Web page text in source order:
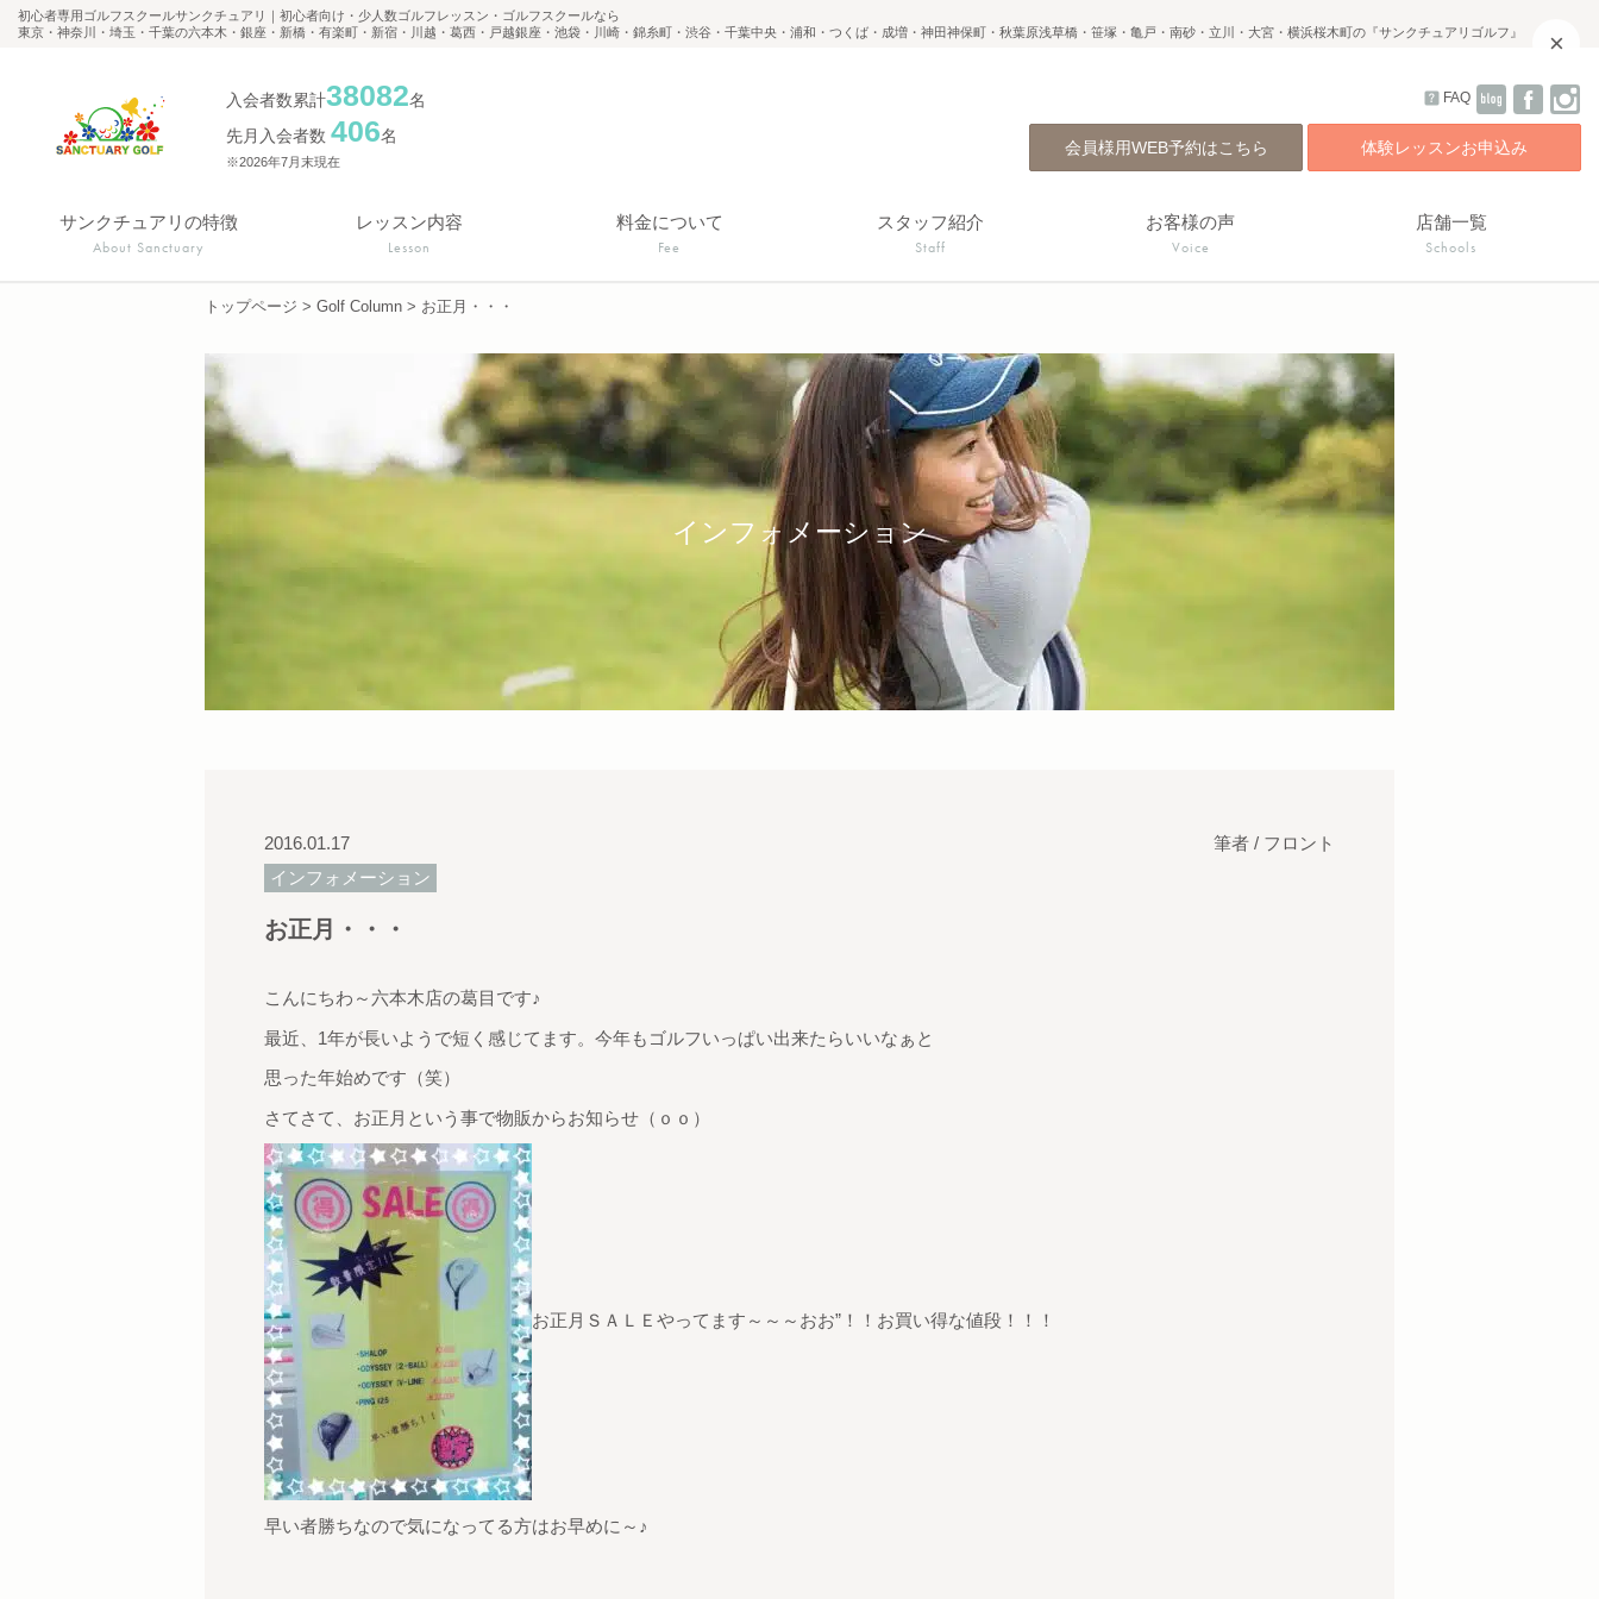
初心者専用ゴルフスクールサンクチュアリ｜初心者向け・少人数ゴルフレッスン・ゴルフスクールなら
東京・神奈川・埼玉・千葉の六本木・銀座・新橋・有楽町・新宿・川越・葛西・戸越銀座・池袋・川崎・錦糸町・渋谷・千葉中央・浦和・つくば・成増・神田神保町・秋葉原浅草橋・笹塚・亀戸・南砂・立川・大宮・横浜桜木町の『サンクチュアリゴルフ』
入会者数累計38082名
先月入会者数 406名
※2026年7月末現在
FAQ
会員様用WEB予約はこちら 体験レッスンお申込み
サンクチュアリの特徴
About Sanctuary
レッスン内容
Lesson
料金について
Fee
スタッフ紹介
Staff
お客様の声
Voice
店舗一覧
Schools
トップページ > Golf Column > お正月・・・
インフォメーション
2016.01.17
インフォメーション
筆者 / フロント
お正月・・・
こんにちわ～六本木店の葛目です♪
最近、1年が長いようで短く感じてます。今年もゴルフいっぱい出来たらいいなぁと
思った年始めです（笑）
さてさて、お正月という事で物販からお知らせ（ｏｏ）
お正月ＳＡＬＥやってます～～～おお”！！お買い得な値段！！！
早い者勝ちなので気になってる方はお早めに～♪
×